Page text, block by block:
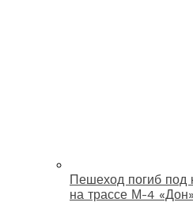
Пешеход погиб под
на трассе М-4 «Дон»